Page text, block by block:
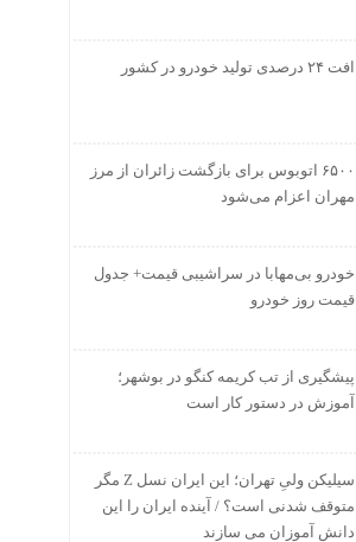
افت ۲۴ درصدی تولید خودرو در کشور
۶۵۰۰ اتوبوس برای بازگشت زائران از مرز
مهران اعزام می‌شود
خودرو بی‌مهابا در سراشیبی قیمت+ جدول
قیمت روز خودرو
پیشگیری از تب کریمه کنگو در بوشهر؛
آموزش در دستور کار است
سیلیکن ولیِ تهران؛ این ایران نسل Z مگر
متوقف شدنی است؟ / آینده ایران را این
دانش آموزان می سازند